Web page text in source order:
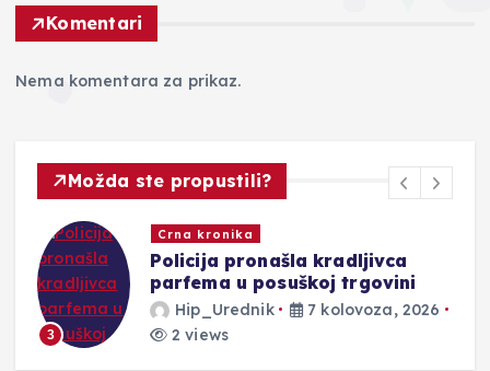
Komentari
Nema komentara za prikaz.
Možda ste propustili?
4
Novosti
Policijski službenici PU Posušje
rasvijetlili kazneno djelo krađe
Hip_Urednik
7 kolovoza, 2026
1 views